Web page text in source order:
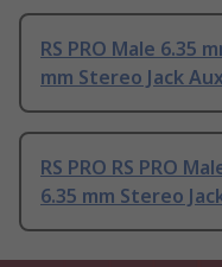
RS PRO Male 6.35
mm Stereo Jack
RS PRO RS PRO
6.35 mm Stereo